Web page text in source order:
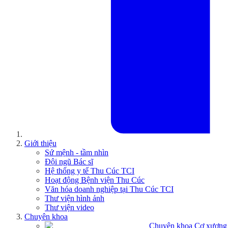
Giới thiệu
Sứ mệnh - tầm nhìn
Đội ngũ Bác sĩ
Hệ thống y tế Thu Cúc TCI
Hoạt động Bệnh viện Thu Cúc
Văn hóa doanh nghiệp tại Thu Cúc TCI
Thư viện hình ảnh
Thư viện video
Chuyên khoa
Chuyên khoa Cơ